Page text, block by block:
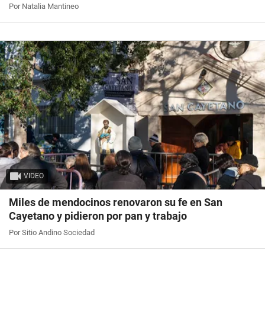
Por Natalia Mantineo
VIDEO
Miles de mendocinos renovaron su fe en San
Cayetano y pidieron por pan y trabajo
Por Sitio Andino Sociedad